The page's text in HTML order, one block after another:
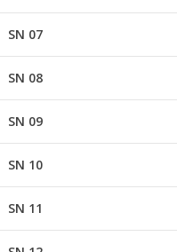
SN 07
SN 08
SN 09
SN 10
SN 11